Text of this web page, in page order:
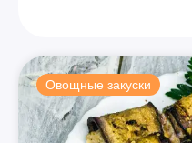
Овощные закуски